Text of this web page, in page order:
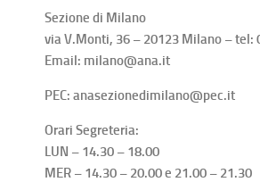
Sezione di Milano
via V.Monti, 36 – 20123 Milano – tel:
Email: milano@ana.it
PEC: anasezionedimilano@pec.it
Orari Segreteria:
LUN – 14.30 – 18.00
MER – 14.30 – 20.00 e 21.00 – 21.30